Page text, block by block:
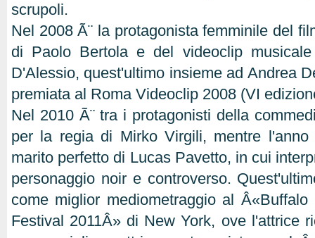
scrupoli.
Nel 2008 Ã¨ la protagonista femminile del
di Paolo Bertola e del videoclip
D'Alessio, quest'ultimo insieme ad Andrea
premiata al Roma Videoclip 2008 (VI
Nel 2010 Ã¨ tra i protagonisti della
per la regia di Mirko Virgili, mentre
marito perfetto di Lucas Pavetto, in cui
personaggio noir e controverso.
come miglior mediometraggio al
Festival 2011Â» di New York, ove l'attrice